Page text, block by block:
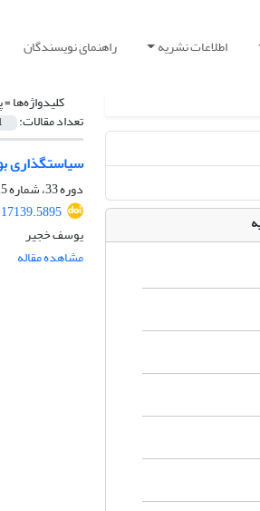
اطلاعات نشریه راهنمای نویسندگان
کلیدواژه‌ها =
تعداد مقالات:
سیاستگذاری
دوره 33، شماره 125، بهار 1405، صفحه
یوسف خجیر
مشاهده مقاله